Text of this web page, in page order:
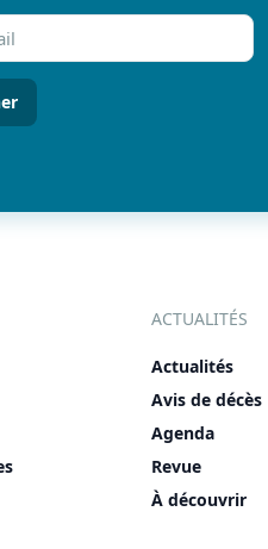
ACTUALITÉS
Actualités
Avis de décès
Agenda
Revue
À découvrir